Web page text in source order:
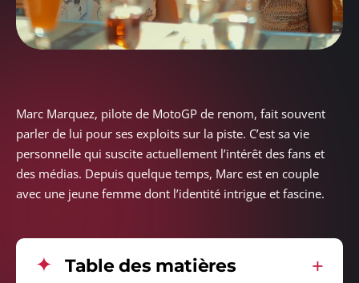
Marc Marquez, pilote de MotoGP de renom, fait souvent
parler de lui pour ses exploits sur la piste. C’est sa vie
personnelle qui suscite actuellement l’intérêt des fans et
des médias. Depuis quelque temps, Marc est en couple
avec une jeune femme dont l’identité intrigue et fascine.
Table des matières